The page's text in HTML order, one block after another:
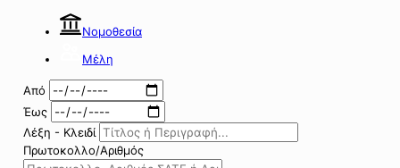
Νομοθεσία
Μέλη
Από
Έως
Λέξη - Κλειδί
Πρωτοκολλο/Αριθμός